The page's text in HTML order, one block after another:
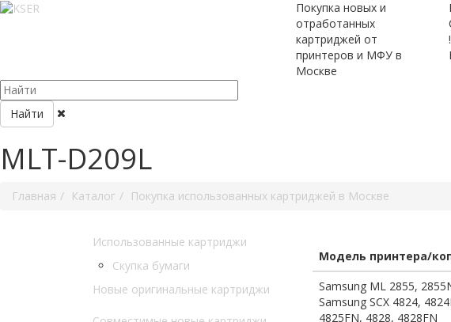
Покупка новых и
отработанных
картриджей от
принтеров и МФУ в
Москве
Найти
MLT-D209L
Главная Каталог Покупка использованных картриджей в Москве
Использованные картриджи
Скупка бумаги
Новые оригинальные картриджи
Модель принтера/
Samsung ML 2855,
Samsung SCX 4824,
4825FN, 4828, 4828FN